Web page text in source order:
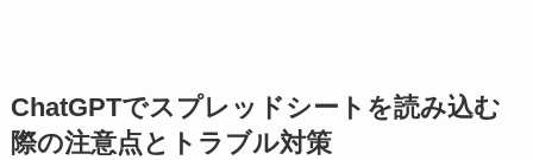
ChatGPTでスプレッドシートを読み込む
際の注意点とトラブル対策